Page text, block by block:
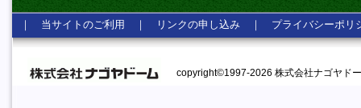
｜ 当サイトのご利用 ｜ リンクの申し込み ｜ プライバシーポリ
copyright©1997-2026 株式会社ナゴヤド